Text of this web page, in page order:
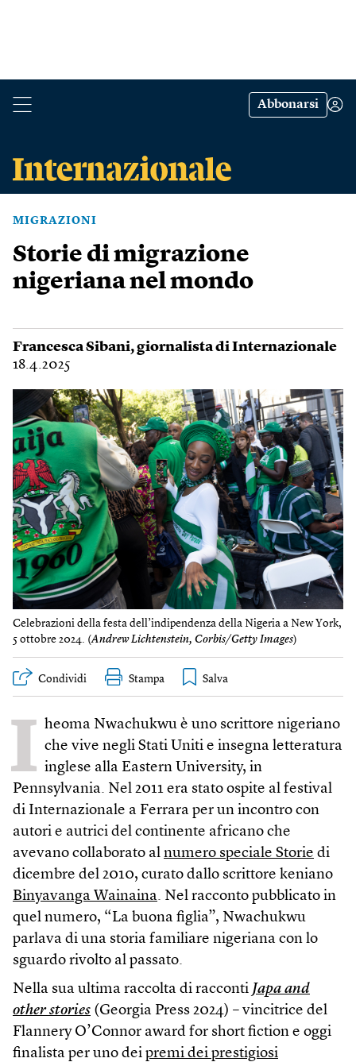
Abbonarsi
MIGRAZIONI
Storie di migrazione
nigeriana nel mondo
Francesca Sibani, giornalista di Internazionale
18.4.2025
Celebrazioni della festa dell’indipendenza della Nigeria a New York,
5 ottobre 2024. (Andrew Lichtenstein, Corbis/Getty Images)
Condividi Stampa
I heoma Nwachukwu è uno scrittore nigeriano
che vive negli Stati Uniti e insegna letteratura
inglese alla Eastern University, in
Pennsylvania. Nel 2011 era stato ospite al festival
di Internazionale a Ferrara per un incontro con
autori e autrici del continente africano che
avevano collaborato al numero speciale Storie di
dicembre del 2010, curato dallo scrittore keniano
Binyavanga Wainaina. Nel racconto pubblicato in
quel numero, “La buona figlia”, Nwachukwu
parlava di una storia familiare nigeriana con lo
sguardo rivolto al passato.
Nella sua ultima raccolta di racconti Japa and
other stories (Georgia Press 2024) – vincitrice del
Flannery O’Connor award for short fiction e oggi
finalista per uno dei premi dei prestigiosi